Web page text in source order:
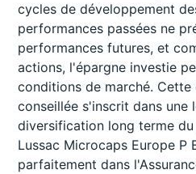
cycles de développement
performances passées ne
performances futures, et
actions, l'épargne investie
conditions de marché.
conseillée s'inscrit dans une
diversification long terme
Lussac Microcaps Europe P
parfaitement dans